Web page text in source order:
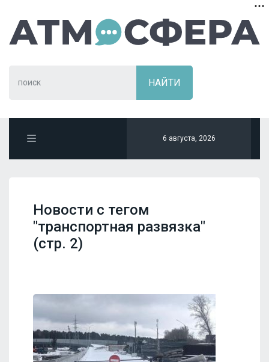
6 августа, 2026
Новости с тегом
"транспортная развязка"
(стр. 2)